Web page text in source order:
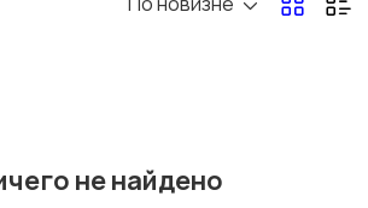
Купание
не найдено